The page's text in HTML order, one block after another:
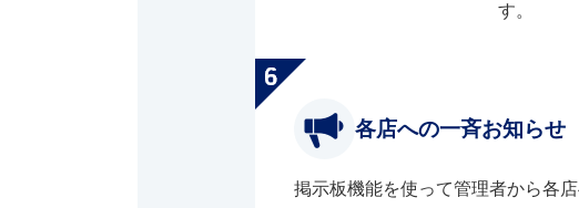
す。
各店への一斉お知らせ
掲示板機能を使って管理者から各